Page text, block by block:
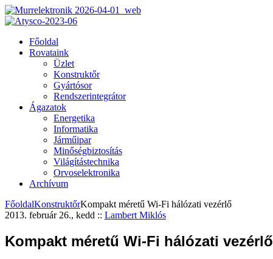
Főoldal
Rovataink
Üzlet
Konstruktőr
Gyártósor
Rendszerintegrátor
Ágazatok
Energetika
Informatika
Járműipar
Minőségbiztosítás
Világítástechnika
Orvoselektronika
Archívum
FőoldalKonstruktőrKompakt méretű Wi-Fi hálózati vezérlő
2013. február 26., kedd :: Lambert Miklós
Kompakt méretű Wi-Fi hálózati vezérlő